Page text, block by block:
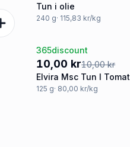
Tun i olie
240 g· 115,83 kr/kg
Tilbud
365discount
10,00 kr10,00 kr
Elvira Msc Tun I Tomat
125 g· 80,00 kr/kg